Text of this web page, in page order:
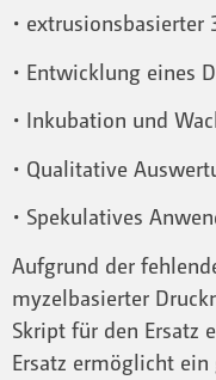
• extrusionsbasierter
• Entwicklung eines
• Inkubation und
• Qualitative
• Spekulatives
Aufgrund der
myzelbasierter
Skript für den Ersatz
Ersatz ermöglicht ein